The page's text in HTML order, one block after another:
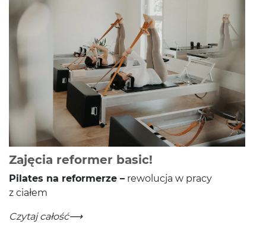
Zajęcia reformer basic!
Pilates na reformerze – rewolucja w pracy
z ciałem
Zajęcia reformer basic!
-Czytaj całość